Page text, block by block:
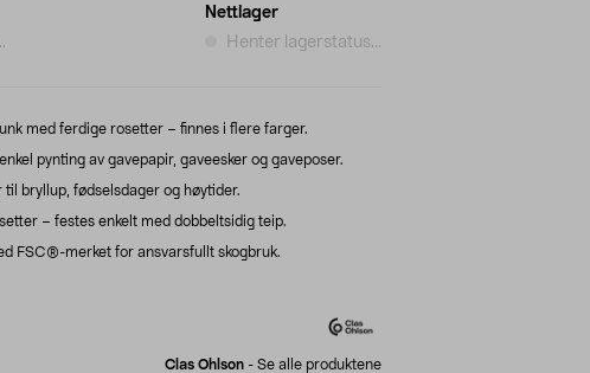
Nettlager
Henter lagerstatus...
med ferdige rosetter – finnes i flere farger.
pynting av gavepapir, gaveesker og gaveposer.
bryllup, fødselsdager og høytider.
– festes enkelt med dobbeltsidig teip.
FSC®-merket for ansvarsfullt skogbruk.
Clas Ohlson - Se alle produktene